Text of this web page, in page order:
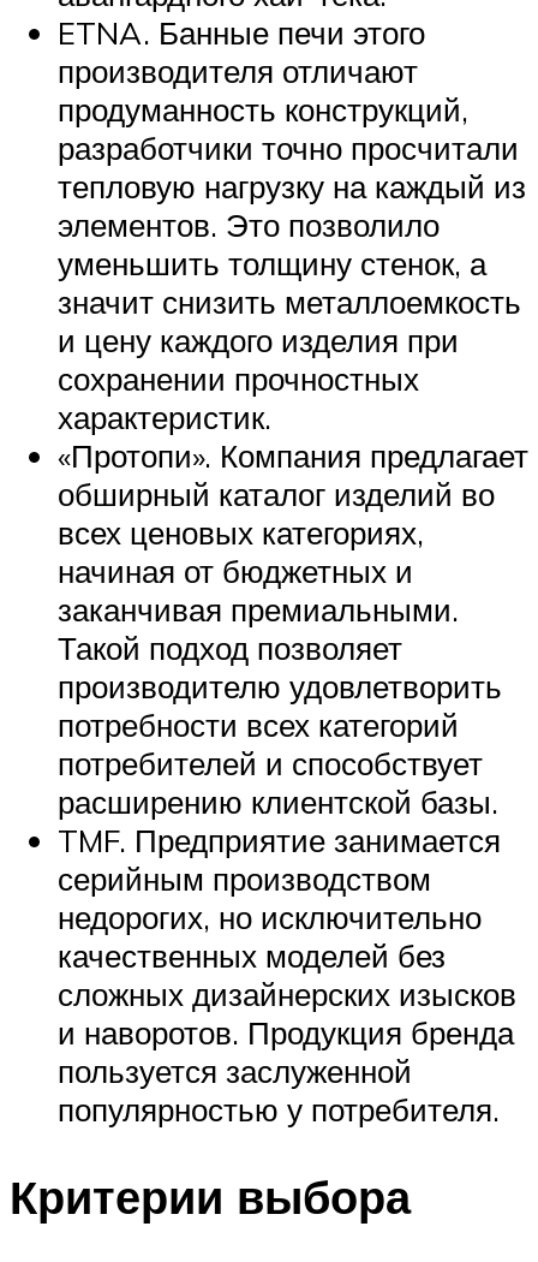
ETNA. Банные печи этого
производителя отличают
продуманность конструкций,
разработчики точно просчитали
тепловую нагрузку на каждый из
элементов. Это позволило
уменьшить толщину стенок, а
значит снизить металлоемкость
и цену каждого изделия при
сохранении прочностных
характеристик.
«Протопи». Компания предлагает
обширный каталог изделий во
всех ценовых категориях,
начиная от бюджетных и
заканчивая премиальными.
Такой подход позволяет
производителю удовлетворить
потребности всех категорий
потребителей и способствует
расширению клиентской базы.
TMF. Предприятие занимается
серийным производством
недорогих, но исключительно
качественных моделей без
сложных дизайнерских изысков
и наворотов. Продукция бренда
пользуется заслуженной
популярностью у потребителя.
Критерии выбора